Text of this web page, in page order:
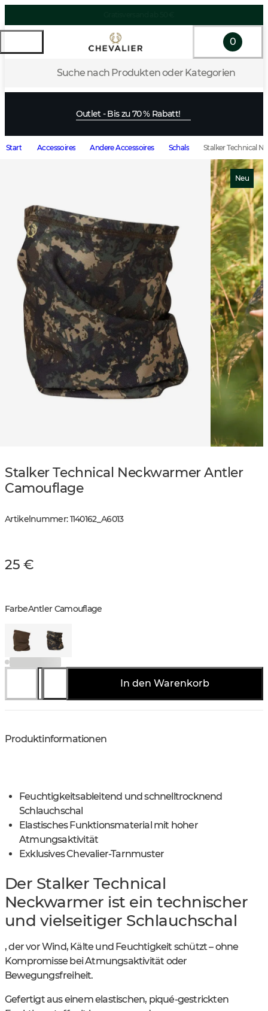
Suche nach Produkten oder Kategorien
0
Outlet - Bis zu 70 % Rabatt!
Start Accessoires Andere Accessoires Schals Stalker Technical
Neu
Stalker Technical Neckwarmer Antler
Camouflage
Artikelnummer:1140162_ A6013
25 €
FarbeAntler Camouflage
In den Warenkorb
Produktinformationen
Feuchtigkeitsableitend und schnelltrocknend
Schlauchschal
Elastisches Funktionsmaterial mit hoher
Atmungsaktivität
Exklusives Chevalier-Tarnmuster
Der Stalker Technical
Neckwarmer ist ein technischer
und vielseitiger Schlauchschal
, der vor Wind, Kälte und Feuchtigkeit schützt – ohne
Kompromisse bei Atmungsaktivität oder
Bewegungsfreiheit.
Gefertigt aus einem elastischen, piqué-gestrickten